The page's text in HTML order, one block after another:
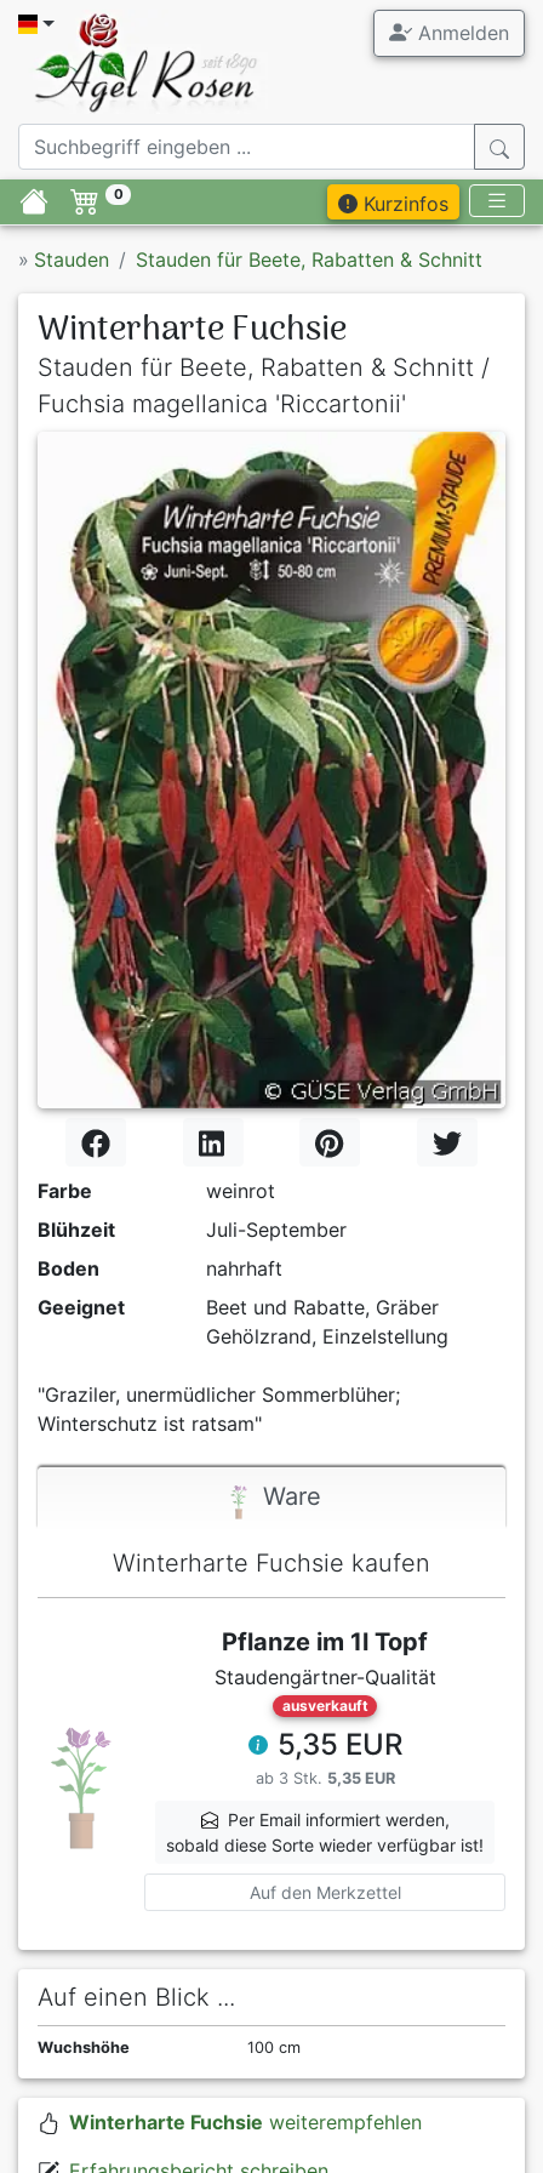
Anmelden
0 Kurzinfos
» Stauden Stauden für Beete, Rabatten & Schnitt
Winterharte Fuchsie
Stauden für Beete, Rabatten & Schnitt /
Fuchsia magellanica 'Riccartonii'
Farbe
weinrot
Blühzeit
Juli-September
Boden
nahrhaft
Geeignet
Beet und Rabatte, Gräber
Gehölzrand, Einzelstellung
"Graziler, unermüdlicher Sommerblüher;
Winterschutz ist ratsam"
Ware
Winterharte Fuchsie kaufen
Pflanze im 1l Topf
Staudengärtner-Qualität
ausverkauft
5,35 EUR
ab 3 Stk. 5,35 EUR
Per Email informiert werden,
sobald diese Sorte wieder verfügbar ist!
Auf den Merkzettel
Auf einen Blick ...
Wuchshöhe 100 cm
Winterharte Fuchsie weiterempfehlen